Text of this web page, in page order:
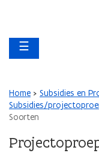
Main navigation
☰
Kruimelpad
Home
Subsidies en
Subsidies/
Soorten